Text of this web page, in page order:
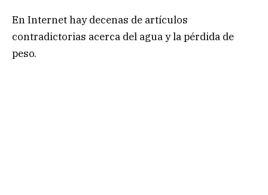
En Internet hay decenas de artículos
contradictorias acerca del agua y la pérdida de
peso.